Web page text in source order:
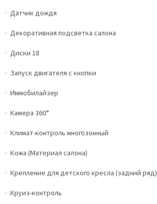
Датчик дождя
Декоративная подсветка салона
Диски 18
Запуск двигателя с кнопки
Иммобилайзер
Камера 360°
Климат-контроль многозонный
Кожа (Материал салона)
Крепление для детского кресла (задний ряд)
Круиз-контроль